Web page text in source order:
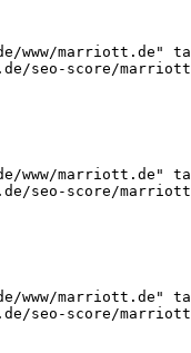
www/marriott.de"
seo-score/
www/marriott.de"
seo-score/
www/marriott.de"
seo-score/